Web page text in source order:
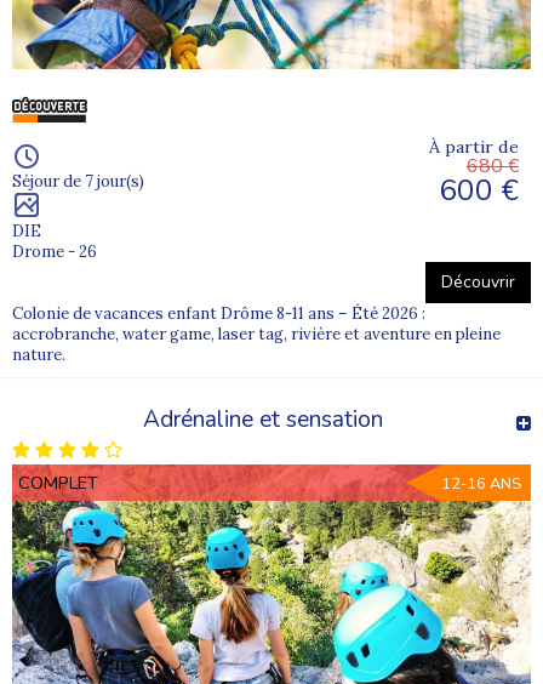
Séjour de 7 jour(s)
DIE
Drome - 26
À partir de
680 €
600 €
Découvrir
Colonie de vacances enfant Drôme 8-11 ans – Été 2026 :
accrobranche, water game, laser tag, rivière et aventure en pleine
nature.
Adrénaline et sensation
COMPLET 12-16 ANS